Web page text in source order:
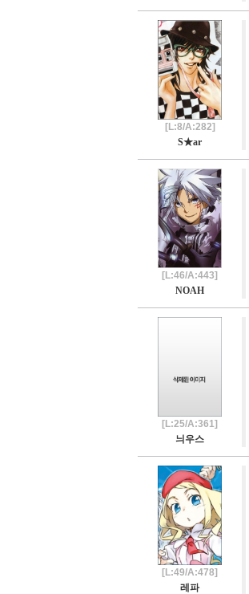
[L:8/A:282]
S★ar
[L:46/A:443]
NOAH
[L:25/A:361]
늬우스
[L:49/A:478]
레파